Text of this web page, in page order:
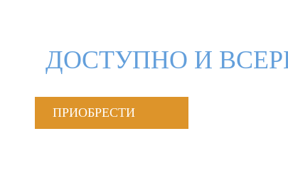
ДОСТУПНО И
ПРИОБРЕСТИ